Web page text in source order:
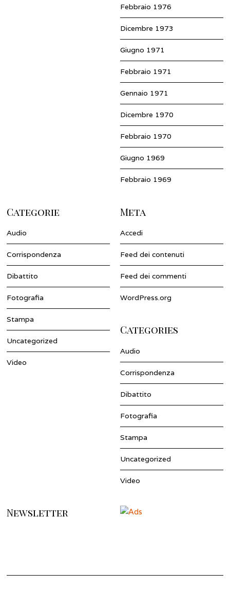
Febbraio 1976
Dicembre 1973
Giugno 1971
Febbraio 1971
Gennaio 1971
Dicembre 1970
Febbraio 1970
Giugno 1969
Febbraio 1969
Categorie
Audio
Corrispondenza
Dibattito
Fotografia
Stampa
Uncategorized
Video
Meta
Accedi
Feed dei contenuti
Feed dei commenti
WordPress.org
Categories
Audio
Corrispondenza
Dibattito
Fotografia
Stampa
Uncategorized
Video
Newsletter